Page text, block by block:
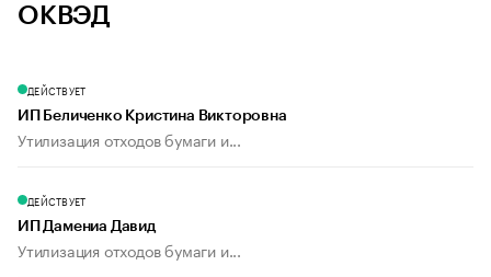
ОКВЭД
ДЕЙСТВУЕТ
ИП Беличенко Кристина Викторовна
Утилизация отходов бумаги и...
ДЕЙСТВУЕТ
ИП Дамениа Давид
Утилизация отходов бумаги и...